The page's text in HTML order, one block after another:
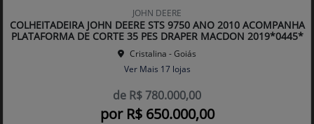
arti
lhe
JOHN DEERE
COLHEITADEIRA JOHN DEERE STS 9750 ANO 2010 ACOMPANHA
PLATAFORMA DE CORTE 35 PES DRAPER MACDON 2019*0445*
Cristalina - Goiás
Ver Mais 17 lojas
de R$ 780.000,00
por R$ 650.000,00